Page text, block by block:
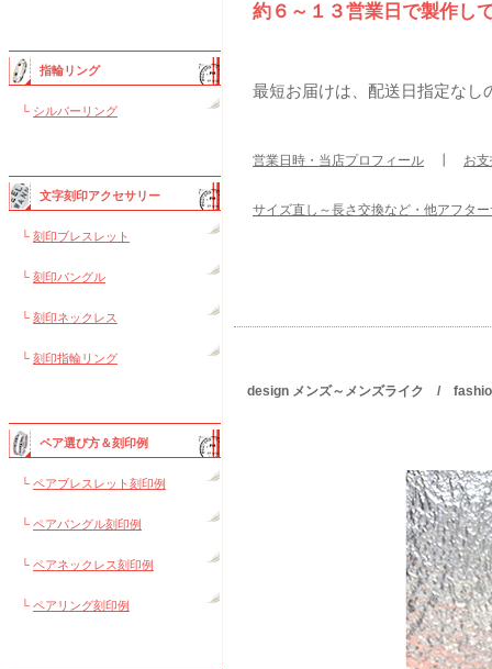
指輪リング
└ シルバーリング
文字刻印アクセサリー
└ 刻印ブレスレット
└ 刻印バングル
└ 刻印ネックレス
└ 刻印指輪リング
ペア選び方＆刻印例
└ ペアブレスレット刻印例
└ ペアバングル刻印例
└ ペアネックレス刻印例
└ ペアリング刻印例
約６～１３営業日で製作し
最短お届けは、配送日指定なし
営業日時・当店プロフィール お
サイズ直し～長さ交換など・他アフタ
design メンズ～メンズライク /